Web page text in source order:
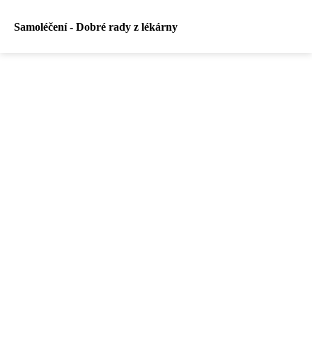
Samoléčení - Dobré rady z lékárny